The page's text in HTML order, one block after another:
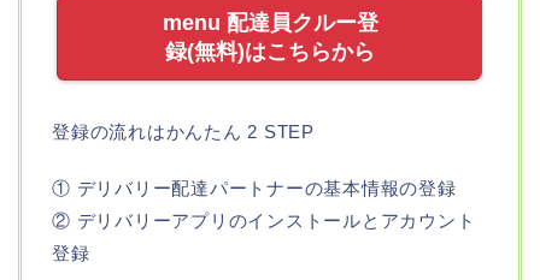
menu 配達員クルー登
録(無料)はこちらから
登録の流れはかんたん 2 STEP
① デリバリー配達パートナーの基本情報の登録
② デリバリーアプリのインストールとアカウント
登録